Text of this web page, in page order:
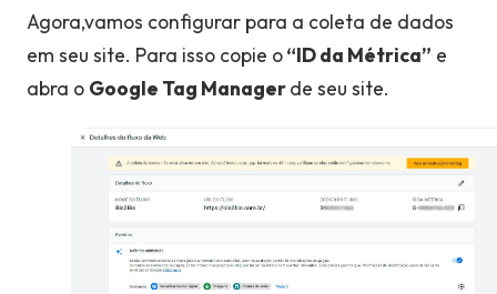
Agora,vamos configurar para a coleta de dados
em seu site. Para isso copie o“ID da Métrica” e
abra o Google Tag Managerde seu site.